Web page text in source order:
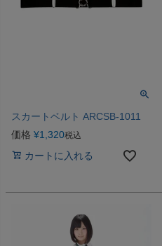
スカートベルト ARCSB-1011
価格 ¥1,320税込
カートに入れる